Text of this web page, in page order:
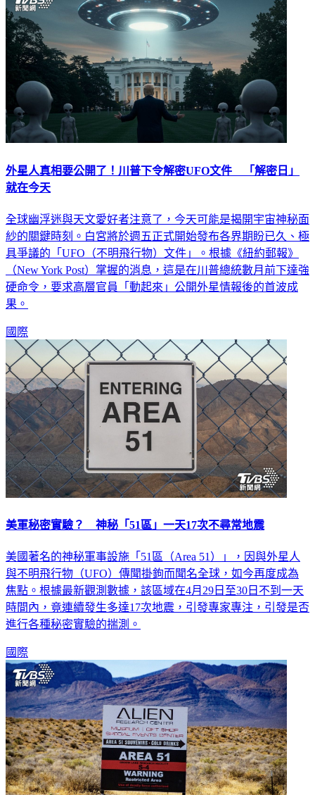
外星人真相要公開了！川普下令解密UFO文件 「解密日」
就在今天
全球幽浮迷與天文愛好者注意了，今天可能是揭開宇宙神秘面
紗的關鍵時刻。白宮將於週五正式開始發布各界期盼已久、極
具爭議的「UFO（不明飛行物）文件」。根據《紐約郵報》
（New York Post）掌握的消息，這是在川普總統數月前下達強
硬命令，要求高層官員「動起來」公開外星情報後的首波成
果。
國際
美軍秘密實驗？ 神秘「51區」一天17次不尋常地震
美國著名的神秘軍事設施「51區（Area 51）」，因與外星人
與不明飛行物（UFO）傳聞掛鉤而聞名全球，如今再度成為
焦點。根據最新觀測數據，該區域在4月29日至30日不到一天
時間內，竟連續發生多達17次地震，引發專家專注，引發是否
進行各種秘密實驗的揣測。
國際